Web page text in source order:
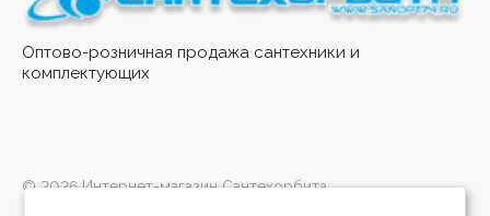
Оптово-розничная продажа сантехники и
комплектующих
© 2026 Интернет-магазин Сантехорбита